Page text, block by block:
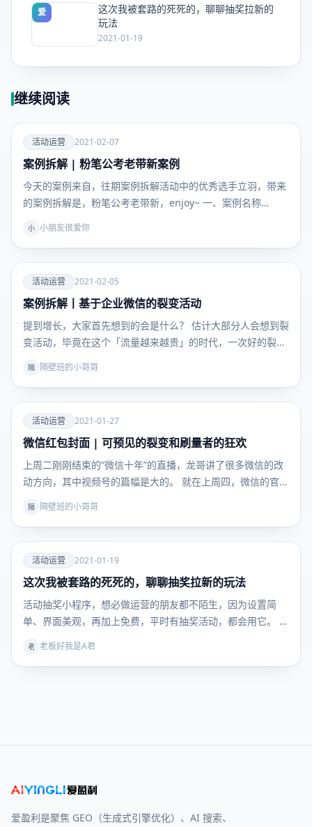
爱
这次我被套路的死死的，聊聊抽奖拉新的
玩法
2021-01-19
继续阅读
爱
活动运
营
活动运营 2021-02-07
案例拆解 | 粉笔公考老带新案例
今天的案例来自，往期案例拆解活动中的优秀选手立羽，带来
的案例拆解是，粉笔公考老带新，enjoy~ 一、案例名称…
小 小朋友很爱你
爱
活动运
营
活动运营 2021-02-05
案例拆解丨基于企业微信的裂变活动
提到增长，大家首先想到的会是什么？ 估计大部分人会想到裂
变活动，毕竟在这个「流量越来越贵」的时代，一次好的裂
隔 隔壁班的小哥哥
爱
活动运
营
活动运营 2021-01-27
微信红包封面 | 可预见的裂变和刷量者的狂欢
上周二刚刚结束的“微信十年”的直播，龙哥讲了很多微信的改
动方向，其中视频号的篇幅是大的。 就在上周四，微信的官…
隔 隔壁班的小哥哥
爱
活动运
营
活动运营 2021-01-19
这次我被套路的死死的，聊聊抽奖拉新的玩法
活动抽奖小程序，想必做运营的朋友都不陌生，因为设置简
单、界面美观，再加上免费，平时有抽奖活动，都会用它。 平
老 老板好我是A君
爱盈利是聚焦 GEO（生成式引擎优化）、AI 搜索、